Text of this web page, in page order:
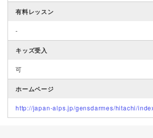
有料レッスン
-
キッズ受入
可
ホームページ
http://japan-alps.jp/gensdarmes/hitachi/